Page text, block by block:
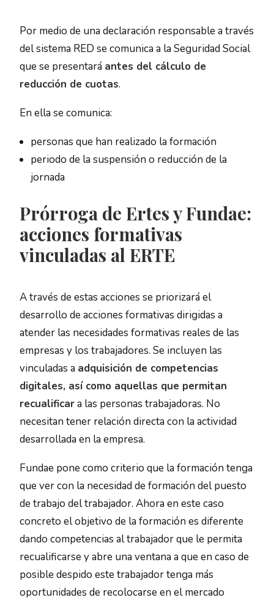
Por medio de una declaración responsable a través
del sistema RED se comunica a la Seguridad Social
que se presentará antes del cálculo de
reducción de cuotas.
En ella se comunica:
personas que han realizado la formación
periodo de la suspensión o reducción de la
jornada
Prórroga de Ertes y Fundae:
acciones formativas
vinculadas al ERTE
A través de estas acciones se priorizará el
desarrollo de acciones formativas dirigidas a
atender las necesidades formativas reales de las
empresas y los trabajadores. Se incluyen las
vinculadas a adquisición de competencias
digitales, así como aquellas que permitan
recualificara las personas trabajadoras. No
necesitan tener relación directa con la actividad
desarrollada en la empresa.
Fundae pone como criterio que la formación tenga
que ver con la necesidad de formación del puesto
de trabajo del trabajador. Ahora en este caso
concreto el objetivo de la formación es diferente
dando competencias al trabajador que le permita
recualificarse y abre una ventana a que en caso de
posible despido este trabajador tenga más
oportunidades de recolocarse en el mercado